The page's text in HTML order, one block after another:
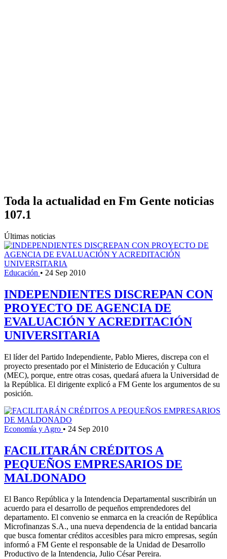
Toda la actualidad en Fm Gente noticias
107.1
Últimas noticias
Educación • 24 Sep 2010
INDEPENDIENTES DISCREPAN CON
PROYECTO DE AGENCIA DE
EVALUACIÓN Y ACREDITACIÓN
UNIVERSITARIA
El líder del Partido Independiente, Pablo Mieres, discrepa con el
proyecto presentado por el Ministerio de Educación y Cultura
(MEC), porque, entre otras cosas, quedará afuera la Universidad de
la República. El dirigente explicó a FM Gente los argumentos de su
posición.
Economía y Agro • 24 Sep 2010
FACILITARÁN CRÉDITOS A
PEQUEÑOS EMPRESARIOS DE
MALDONADO
El Banco República y la Intendencia Departamental suscribirán un
acuerdo para el desarrollo de pequeños emprendedores del
departamento. El convenio se enmarca en la creación de República
Microfinanzas S.A., una nueva dependencia de la entidad bancaria
que busca fomentar créditos accesibles para micro empresas, según
informó a FM Gente el responsable de la Unidad de Desarrollo
Productivo de la Intendencia, Julio César Pereira.